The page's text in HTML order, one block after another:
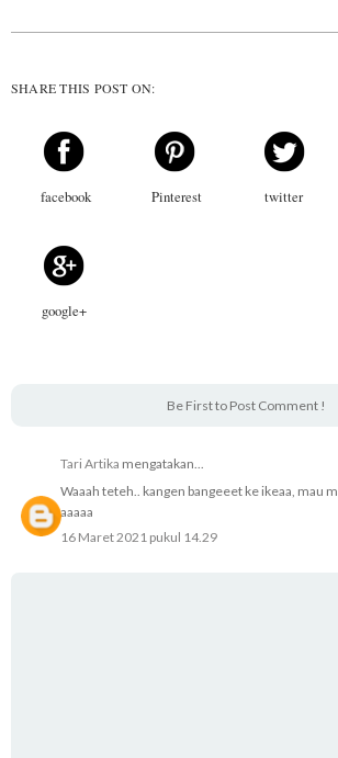
SHARE THIS POST ON:
facebook Pinterest twitter
google+
Be First to Post Comment !
Tari Artika mengatakan...
Waaah teteh.. kangen bangeeet ke ikeaa, mau
aaaaa
16 Maret 2021 pukul 14.29